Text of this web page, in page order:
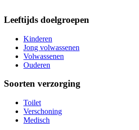
Leeftijds doelgroepen
Kinderen
Jong volwassenen
Volwassenen
Ouderen
Soorten verzorging
Toilet
Verschoning
Medisch